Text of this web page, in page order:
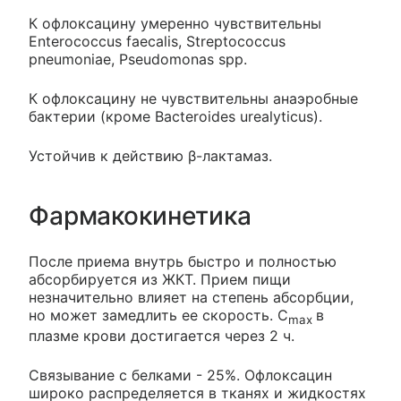
К офлоксацину умеренно чувствительны
Enterococcus faecalis, Streptococcus
pneumoniae, Pseudomonas spp.
К офлоксацину не чувствительны анаэробные
бактерии (кроме Bacteroides urealyticus).
Устойчив к действию β-лактамаз.
Фармакокинетика
После приема внутрь быстро и полностью
абсорбируется из ЖКТ. Прием пищи
незначительно влияет на степень абсорбции,
но может замедлить ее скорость. Cmax в
плазме крови достигается через 2 ч.
Связывание с белками - 25%. Офлоксацин
широко распределяется в тканях и жидкостях